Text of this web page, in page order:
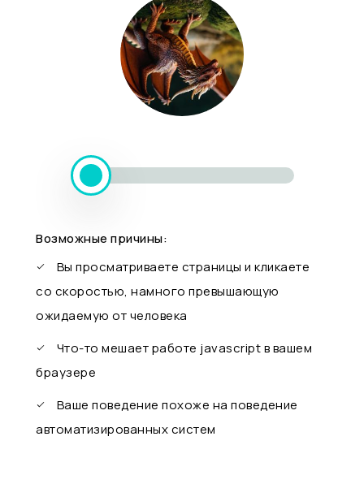
Возможные причины:
Вы просматриваете страницы и кликаете
со скоростью, намного превышающую
ожидаемую от человека
Что-то мешает работе javascript в вашем
браузере
Ваше поведение похоже на поведение
автоматизированных систем